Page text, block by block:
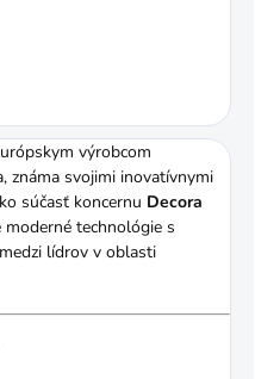
výrobcom
známa svojimi inovatívnymi
súčasť koncernu Decora
technológie s
lídrov v oblasti